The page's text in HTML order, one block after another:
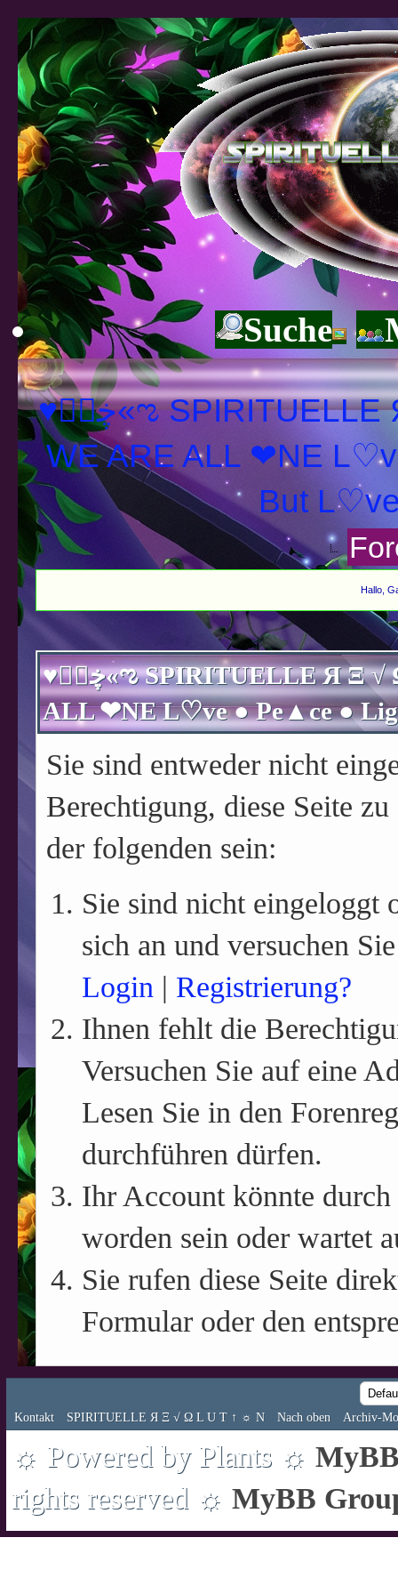
Suche
♥ڿڰۣ«ಌ SPIRITUELLE Я Ξ √ Ω L U T ↑ ☼ N - Forum -
WE ARE ALL ❤NE
Hallo,
♥ڿڰۣ«ಌ SPIRITUELLE Я Ξ √ Ω L U T ↑ ☼ N - Forum - WE ARE
Sie sind entweder nicht
Berechtigung, diese Seite
der folgenden sein:
Sie sind nicht eingeloggt
sich an und versuchen
Login | Registrierung?
Ihnen fehlt die
Versuchen Sie auf eine
Lesen Sie in den
durchführen dürfen.
Ihr Account könnte
worden sein oder wartet
Sie rufen diese Seite
Formular oder den
Kontakt SPIRITUELLE Я Ξ √ Ω L U T ↑ ☼ N Nach oben Archiv-
☼ Powered by Plants ☼
rights reserved ☼ MyBB